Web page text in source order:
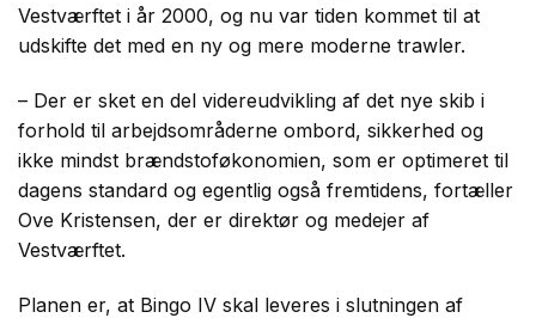
Vestværftet i år 2000, og nu var tiden kommet til at
udskifte det med en ny og mere moderne trawler.
– Der er sket en del videreudvikling af det nye skib i
forhold til arbejdsområderne ombord, sikkerhed og
ikke mindst brændstoføkonomien, som er optimeret til
dagens standard og egentlig også fremtidens, fortæller
Ove Kristensen, der er direktør og medejer af
Vestværftet.
Planen er, at Bingo IV skal leveres i slutningen af